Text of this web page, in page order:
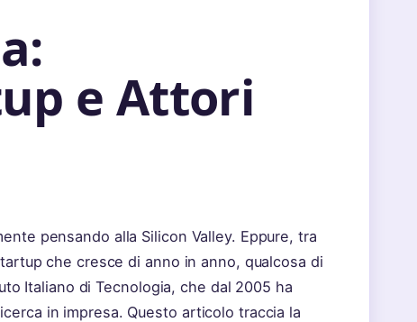
e Attori
pensando alla Silicon Valley. Eppure, tra
che cresce di anno in anno, qualcosa di
Italiano di Tecnologia, che dal 2005 ha
in impresa. Questo articolo traccia la